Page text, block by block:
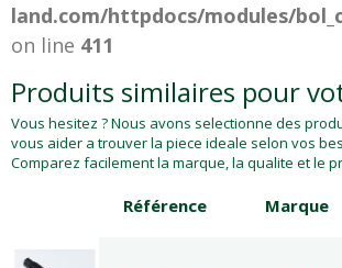
land.com/httpdocs/modules/
on line 411
Produits similaires pour
Vous hesitez ? Nous avons selectionne des
vous aider a trouver la piece ideale selon vos
Comparez facilement la marque, la qualite et le
Référence Marque